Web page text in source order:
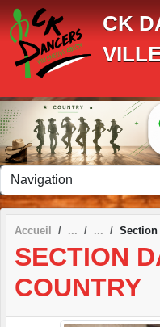
CK
Accueil Section
SECTION
COUNTRY
Panneau de gestion des